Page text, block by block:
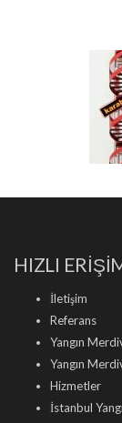
HIZLI
İletişim
Referans
Yangın
Yangın
Hizmetler
İstanbul